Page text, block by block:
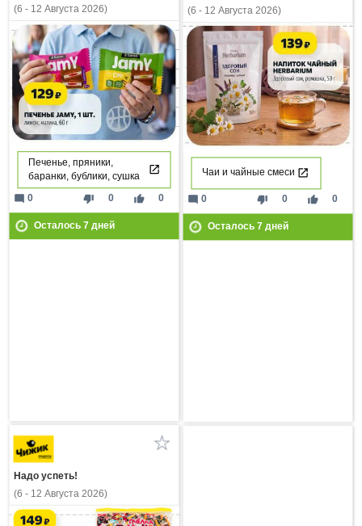
(6 - 12 Августа 2026)
Печенье, пряники,
баранки, бублики, сушка
thumb_down 0 thumb_up 0
mode_comment 0
Осталось 7дней
(6 - 12 Августа 2026)
Чаи и чайные смеси
thumb_down 0 thumb_up 0
mode_comment 0
Осталось 7дней
Надо успеть!
(6 - 12 Августа 2026)